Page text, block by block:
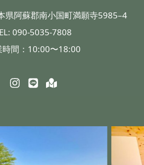
県阿蘇郡南小国町満願寺5985–4
090-5035-7808
時間：10:00〜18:00